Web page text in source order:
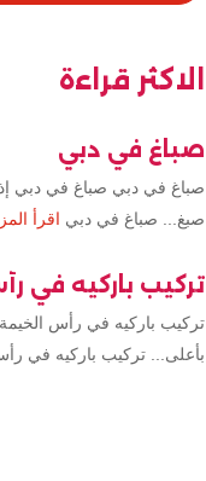
الاكثر قراءة
صباغ في دبي
صباغ في دبي صباغ في دبي
صبغ... صباغ في دبي اقرأ
تركيب باركيه في
تركيب باركيه في رأس
بأعلى... تركيب باركيه في